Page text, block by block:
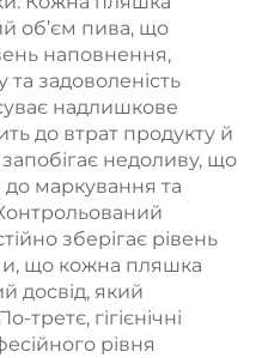
об’єм пива, що
наповнення,
задоволеність
надлишкове
до втрат продукту й
недоливу, що
маркування та
зберігає рівень
що кожна пляшка
досвід, який
гігієнічні
рівня